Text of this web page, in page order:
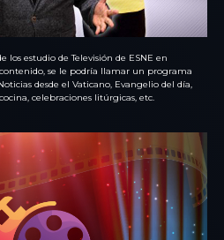
los estudio de Televisión de ESNE en
se le podría llamar un programa
desde el Vaticano, Evangelio del día,
celebraciones litúrgicas, etc.